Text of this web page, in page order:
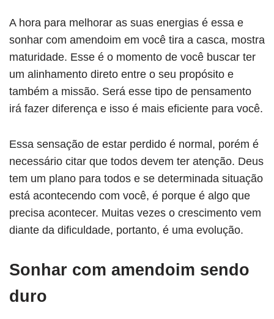
A hora para melhorar as suas energias é essa e
sonhar com amendoim em você tira a casca, mostra
maturidade. Esse é o momento de você buscar ter
um alinhamento direto entre o seu propósito e
também a missão. Será esse tipo de pensamento
irá fazer diferença e isso é mais eficiente para você.
Essa sensação de estar perdido é normal, porém é
necessário citar que todos devem ter atenção. Deus
tem um plano para todos e se determinada situação
está acontecendo com você, é porque é algo que
precisa acontecer. Muitas vezes o crescimento vem
diante da dificuldade, portanto, é uma evolução.
Sonhar com amendoim sendo
duro